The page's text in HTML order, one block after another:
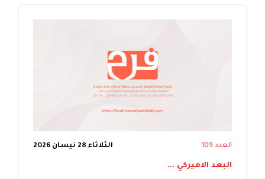
العدد 109 الثلاثاء 28 نيسان 2026
البعد الاميركي ...